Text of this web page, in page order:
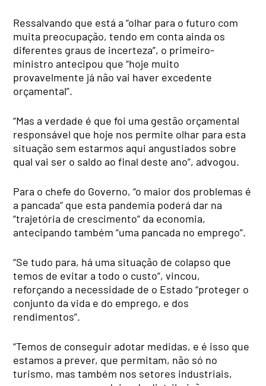
Ressalvando que está a “olhar para o futuro com
muita preocupação, tendo em conta ainda os
diferentes graus de incerteza”, o primeiro-
ministro antecipou que “hoje muito
provavelmente já não vai haver excedente
orçamental”.
“Mas a verdade é que foi uma gestão orçamental
responsável que hoje nos permite olhar para esta
situação sem estarmos aqui angustiados sobre
qual vai ser o saldo ao final deste ano”, advogou.
Para o chefe do Governo, “o maior dos problemas é
a pancada” que esta pandemia poderá dar na
“trajetória de crescimento” da economia,
antecipando também “uma pancada no emprego”.
“Se tudo para, há uma situação de colapso que
temos de evitar a todo o custo”, vincou,
reforçando a necessidade de o Estado “proteger o
conjunto da vida e do emprego, e dos
rendimentos”.
“Temos de conseguir adotar medidas, e é isso que
estamos a prever, que permitam, não só no
turismo, mas também nos setores industriais,